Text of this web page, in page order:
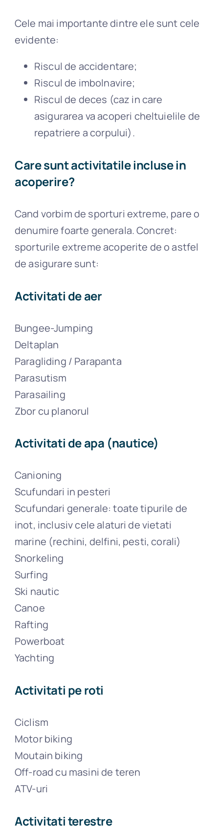
Cele mai importante dintre ele sunt cele
evidente:
Riscul de accidentare;
Riscul de imbolnavire;
Riscul de deces (caz in care
asigurarea va acoperi cheltuielile de
repatriere a corpului).
Care sunt activitatile incluse in
acoperire?
Cand vorbim de sporturi extreme, pare o
denumire foarte generala. Concret:
sporturile extreme acoperite de o astfel
de asigurare sunt:
Activitati de aer
Bungee-Jumping
Deltaplan
Paragliding / Parapanta
Parasutism
Parasailing
Zbor cu planorul
Activitati de apa (nautice)
Canioning
Scufundari in pesteri
Scufundari generale: toate tipurile de
inot, inclusiv cele alaturi de vietati
marine (rechini, delfini, pesti, corali)
Snorkeling
Surfing
Ski nautic
Canoe
Rafting
Powerboat
Yachting
Activitati pe roti
Ciclism
Motor biking
Moutain biking
Off-road cu masini de teren
ATV-uri
Activitati terestre